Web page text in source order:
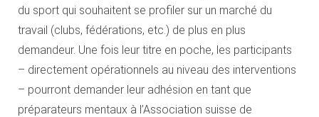
du sport qui souhaitent se profiler sur un marché du
travail (clubs, fédérations, etc.) de plus en plus
demandeur. Une fois leur titre en poche, les participants
– directement opérationnels au niveau des interventions
– pourront demander leur adhésion en tant que
préparateurs mentaux à l’Association suisse de